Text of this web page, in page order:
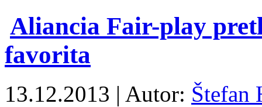
Aliancia Fair-play
favorita
13.12.2013 | Autor: Štefan